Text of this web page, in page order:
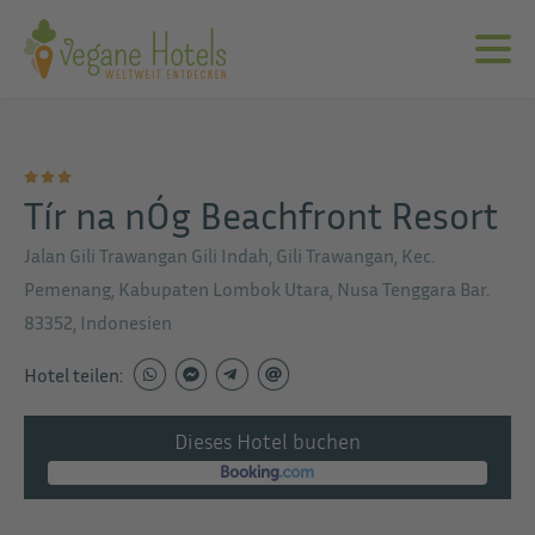
Tír na nÓg Beachfront Resort
Jalan Gili Trawangan Gili Indah, Gili Trawangan, Kec.
Pemenang, Kabupaten Lombok Utara, Nusa Tenggara Bar.
83352, Indonesien
Hotel teilen:
Dieses Hotel buchen